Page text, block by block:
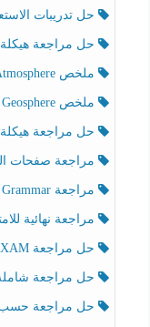
حل تدريبات الاستعداد
حل مراجعة هيكلة امتحان
ملخص Effect of Atmosphere حسب الهيكل الوزاري العلوم المتكاملة الصف الخامس انسبير الفصل الثالث
ملخص Effect of Geosphere حسب الهيكل الوزاري العلوم المتكاملة الصف الخامس انسبير الفصل الثالث
حل مراجعة هيكلة
مراجعة صفحات الهيكل
مراجعة Review Grammar حسب الهيكل اللغة الإنجليزية الصف الخامس الفصل الثالث
مراجعة نهائية
حل مراجعة FINAL EXAMاللغة الإنجليزية الصف الخامس الفصل الثالث
حل مراجعة شاملة
حل مراجعة حسب الهيكل